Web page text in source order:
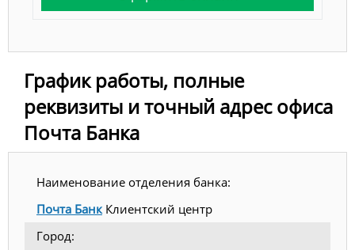
График работы, полные
реквизиты и точный адрес офиса
Почта Банка
Наименование отделения банка:
Почта БанкКлиентский центр
Город: